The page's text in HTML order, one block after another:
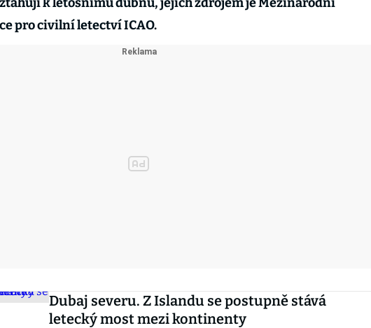
pro civilní letectví ICAO.
Dubaj severu. Z Islandu se postupně stává
letecký most mezi kontinenty